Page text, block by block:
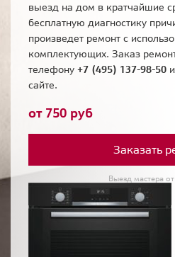
выезд на дом в кратчайшие
бесплатную диагностику
произведет ремонт с
комплектующих. Заказ
телефону +7 (495) 137-98-50
сайте.
от 750 руб
Заказать
Выезд мастера